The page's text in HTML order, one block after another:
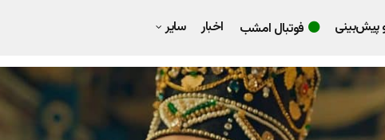
و پیش‌بینی فوتبال امشب اخبار سایر